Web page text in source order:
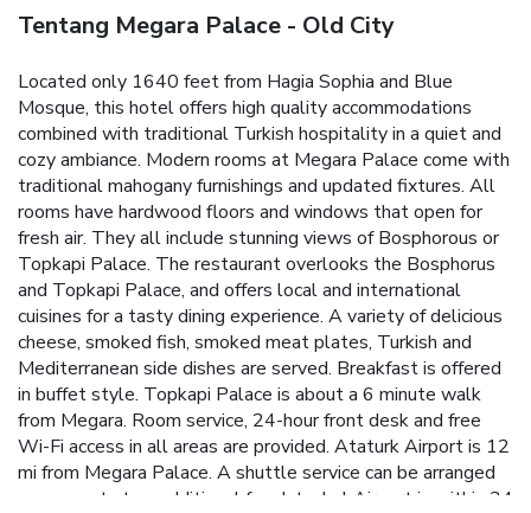
Tentang Megara Palace - Old City
Located only 1640 feet from Hagia Sophia and Blue
Mosque, this hotel offers high quality accommodations
combined with traditional Turkish hospitality in a quiet and
cozy ambiance. Modern rooms at Megara Palace come with
traditional mahogany furnishings and updated fixtures. All
rooms have hardwood floors and windows that open for
fresh air. They all include stunning views of Bosphorous or
Topkapi Palace. The restaurant overlooks the Bosphorus
and Topkapi Palace, and offers local and international
cuisines for a tasty dining experience. A variety of delicious
cheese, smoked fish, smoked meat plates, Turkish and
Mediterranean side dishes are served. Breakfast is offered
in buffet style. Topkapi Palace is about a 6 minute walk
from Megara. Room service, 24-hour front desk and free
Wi-Fi access in all areas are provided. Ataturk Airport is 12
mi from Megara Palace. A shuttle service can be arranged
on request at an additional fee. Istanbul Airport is within 34